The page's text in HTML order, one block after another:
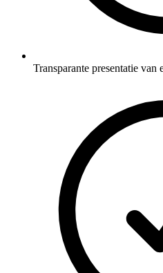
Transparante presentatie van